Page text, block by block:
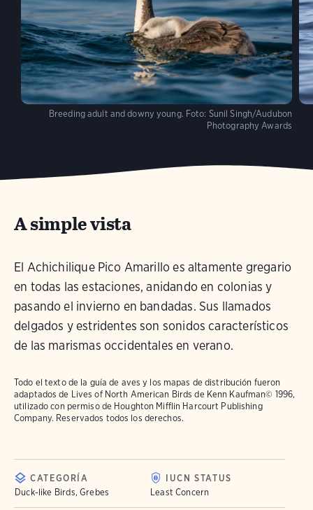
Breeding adult and downy young. Foto: Sunil Singh/Audubon
Photography Awards
A simple vista
El Achichilique Pico Amarillo es altamente gregario
en todas las estaciones, anidando en colonias y
pasando el invierno en bandadas. Sus llamados
delgados y estridentes son sonidos característicos
de las marismas occidentales en verano.
Todo el texto de la guía de aves y los mapas de distribución fueron
adaptados de Lives of North American Birds de Kenn Kaufman© 1996,
utilizado con permiso de Houghton Mifflin Harcourt Publishing
Company. Reservados todos los derechos.
CATEGORÍA
Duck-like Birds, Grebes
IUCN STATUS
Least Concern